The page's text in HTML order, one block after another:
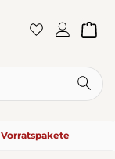
Vorratspakete